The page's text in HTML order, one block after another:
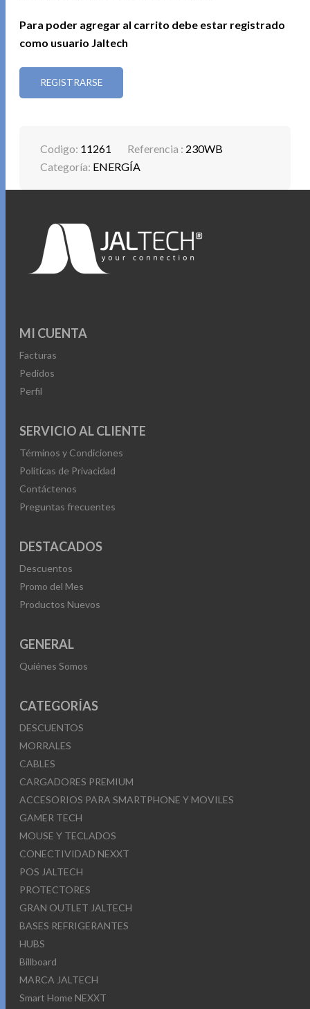
Para poder agregar al carrito debe estar registrado
como usuario Jaltech
REGISTRARSE
Codigo: 11261 Referencia : 230WB
Categoría: ENERGÍA
MI CUENTA
Facturas
Pedidos
Perfil
SERVICIO AL CLIENTE
Términos y Condiciones
Políticas de Privacidad
Contáctenos
Preguntas frecuentes
DESTACADOS
Descuentos
Promo del Mes
Productos Nuevos
GENERAL
Quiénes Somos
CATEGORÍAS
DESCUENTOS
MORRALES
CABLES
CARGADORES PREMIUM
ACCESORIOS PARA SMARTPHONE Y MOVILES
GAMER TECH
MOUSE Y TECLADOS
CONECTIVIDAD NEXXT
POS JALTECH
PROTECTORES
GRAN OUTLET JALTECH
BASES REFRIGERANTES
HUBS
Billboard
MARCA JALTECH
Smart Home NEXXT